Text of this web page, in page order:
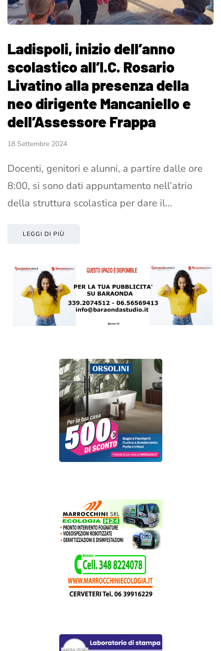
Ladispoli, inizio dell’anno
scolastico all’I.C. Rosario
Livatino alla presenza della
neo dirigente Mancaniello e
dell’Assessore Frappa
18 Settembre 2024
Docenti, genitori e alunni, a partire dalle ore
8:00, si sono dati appuntamento nell’atrio
della struttura scolastica per dare il…
LEGGI DI PIÙ